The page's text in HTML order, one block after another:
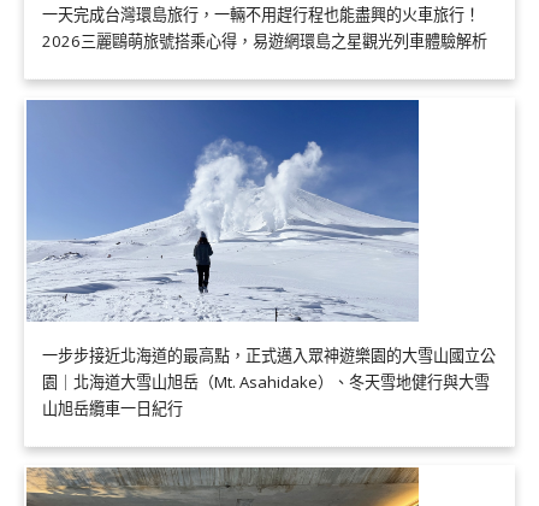
一天完成台灣環島旅行，一輛不用趕行程也能盡興的火車旅行！
2026三麗鷗萌旅號搭乘心得，易遊網環島之星觀光列車體驗解析
一步步接近北海道的最高點，正式邁入眾神遊樂園的大雪山國立公
園｜北海道大雪山旭岳（Mt. Asahidake）、冬天雪地健行與大雪
山旭岳纜車一日紀行